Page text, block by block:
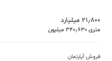
21٫800 میلیارد
متری 340٫630 میلیون
فروش آپارتمان